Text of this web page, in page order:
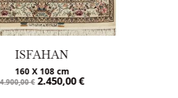
ISFAHAN
160 X 108 cm
4.900,00€ 2.450,00€